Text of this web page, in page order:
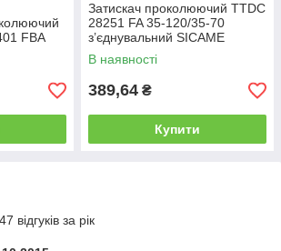
FBA
Затискач проколюючий TTDC
28251 FA 35-120/35-70
з’єднувальний SICAME
В наявності
389,64 ₴
Купити
відгуків за рік